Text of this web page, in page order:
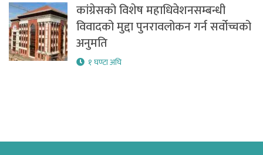
कांग्रेसको विशेष महाधिवेशनसम्बन्धी
विवादको मुद्दा पुनरावलोकन गर्न सर्वोच्चको
अनुमति
१ घण्टा अघि